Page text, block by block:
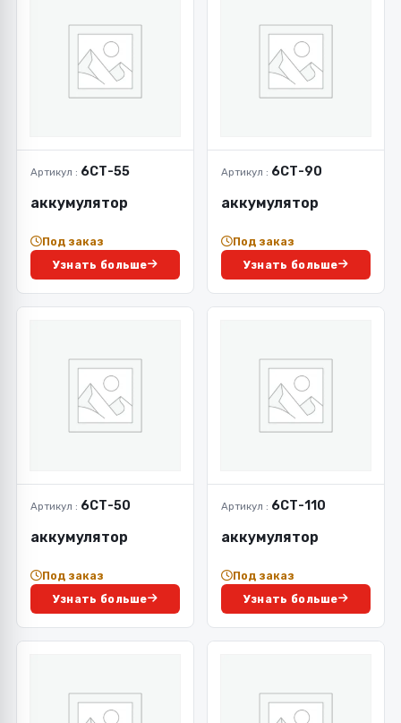
Артикул : 6СТ-55
аккумулятор
Под заказ
Узнать больше
Артикул : 6СТ-90
аккумулятор
Под заказ
Узнать больше
Артикул : 6СТ-50
аккумулятор
Под заказ
Узнать больше
Артикул : 6СТ-110
аккумулятор
Под заказ
Узнать больше